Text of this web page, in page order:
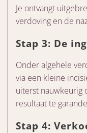
Je ontvangt
verdoving en de
Stap 3: De
Onder algehele
via een kleine
uiterst nauwkeurig
resultaat te
Stap 4: